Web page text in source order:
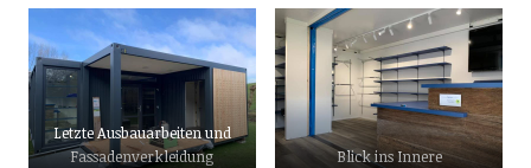
Letzte Ausbauarbeiten und
Fassadenverkleidung
Blick ins Innere